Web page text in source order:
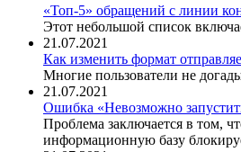
«Топ-5» обращений с линии
Этот небольшой список
21.07.2021
Как изменить формат
Многие пользователи не
21.07.2021
Ошибка «Невозможно
Проблема заключается в том,
информационную базу